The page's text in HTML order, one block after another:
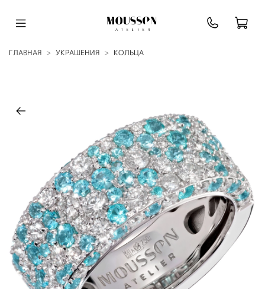
ГЛАВНАЯ УКРАШЕНИЯ КОЛЬЦА